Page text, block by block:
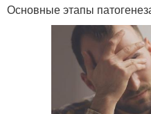
Основные этапы